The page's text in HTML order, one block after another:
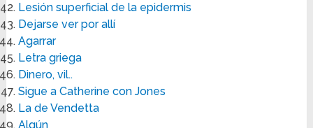
Lesión superficial de la epidermis
Dejarse ver por allí
Agarrar
Letra griega
Dinero, vil..
Sigue a Catherine con Jones
La de Vendetta
Algún